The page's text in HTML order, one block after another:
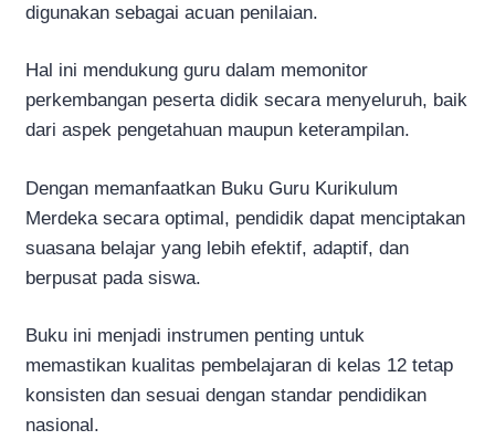
digunakan sebagai acuan penilaian.
Hal ini mendukung guru dalam memonitor
perkembangan peserta didik secara menyeluruh, baik
dari aspek pengetahuan maupun keterampilan.
Dengan memanfaatkan Buku Guru Kurikulum
Merdeka secara optimal, pendidik dapat menciptakan
suasana belajar yang lebih efektif, adaptif, dan
berpusat pada siswa.
Buku ini menjadi instrumen penting untuk
memastikan kualitas pembelajaran di kelas 12 tetap
konsisten dan sesuai dengan standar pendidikan
nasional.